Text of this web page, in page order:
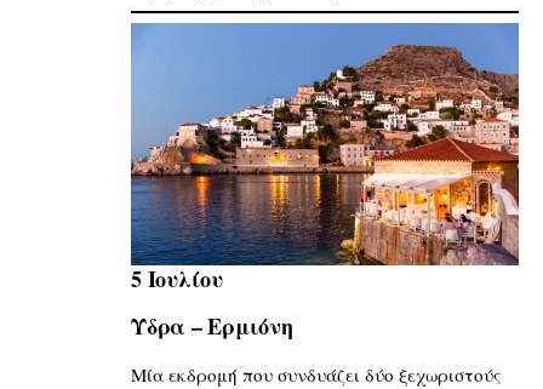
5 Ιουλίου
Ύδρα – Ερμιόνη
Μία εκδρομή που συνδυάζει δύο ξεχωριστούς